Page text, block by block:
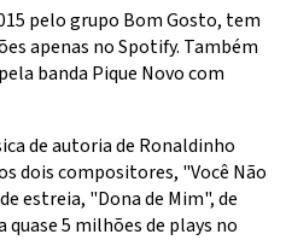
pelo grupo Bom Gosto, tem
apenas no Spotify. Também
banda Pique Novo com
de autoria de Ronaldinho
dois compositores, "Você Não
estreia, "Dona de Mim", de
quase 5 milhões de plays no